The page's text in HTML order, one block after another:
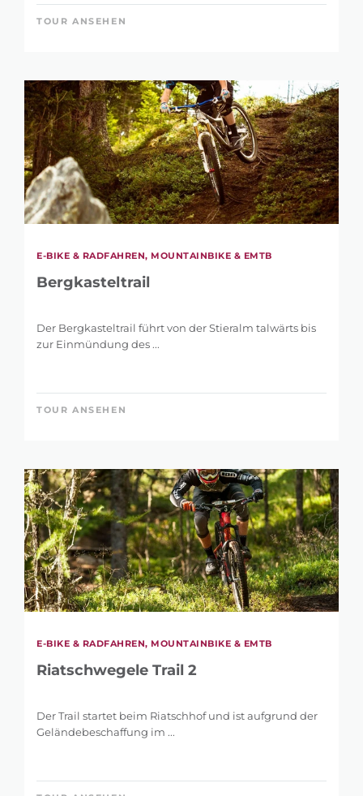
TOUR ANSEHEN
E-BIKE & RADFAHREN, MOUNTAINBIKE & EMTB
Bergkasteltrail
Der Bergkasteltrail führt von der Stieralm talwärts bis
zur Einmündung des ...
TOUR ANSEHEN
E-BIKE & RADFAHREN, MOUNTAINBIKE & EMTB
Riatschwegele Trail 2
Der Trail startet beim Riatschhof und ist aufgrund der
Geländebeschaffung im ...